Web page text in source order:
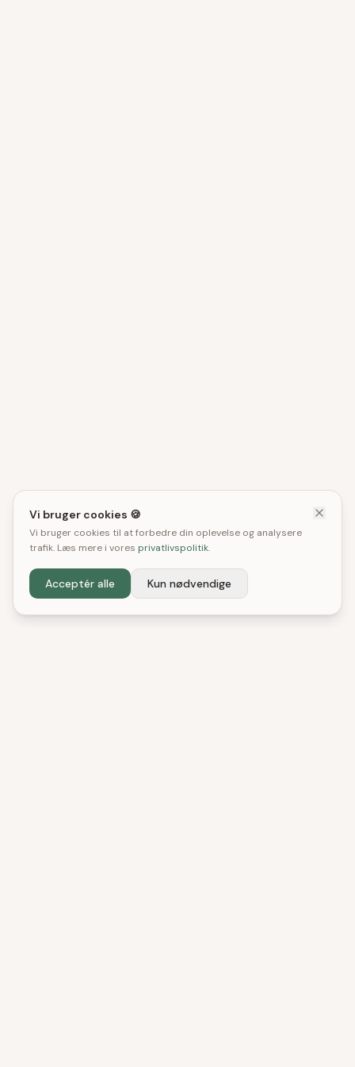
Vi bruger cookies 🍪
Vi bruger cookies til at forbedre din oplevelse og analysere
trafik. Læs mere i vores privatlivspolitik.
Acceptér alle Kun nødvendige